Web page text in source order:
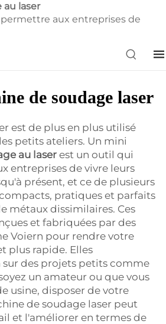
au laser
aux entreprises de
de soudage laser
est de plus en plus utilisé
petits ateliers. Un mini
au laserest un outil qui
entreprises de vivre leurs
présent, et ce de plusieurs
pratiques et parfaits
métaux dissimilaires. Ces
et fabriquées par des
Voiern pour rendre votre
plus rapide. Elles
des projets petits comme
un amateur ou que vous
usine, disposer de votre
de soudage laser peut
et l'améliorer en termes de